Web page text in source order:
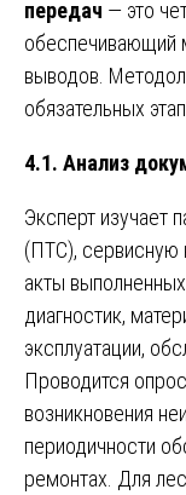
передач — это
обеспечивающий
выводов.
обязательных
4.1. Анализ
Эксперт изучает
(ПТС), сервисную
акты
диагностик,
эксплуатации,
Проводится
возникновения
периодичности
ремонтах. Для